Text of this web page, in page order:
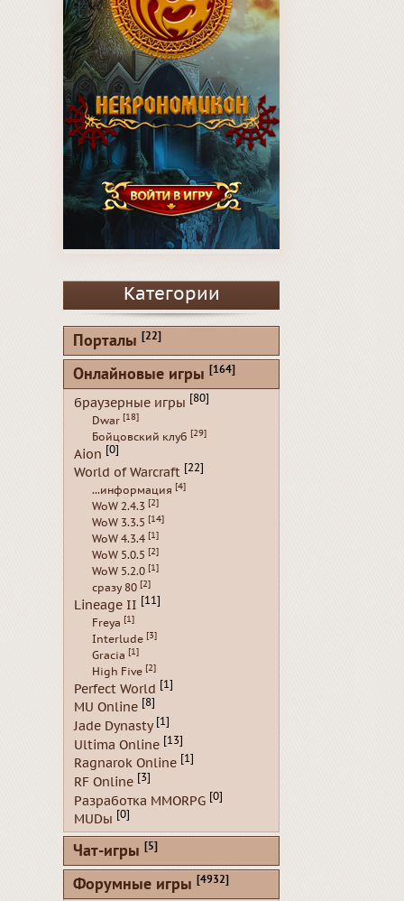
Категории
Порталы [22]
Онлайновые игры [164]
браузерные игры [80]
Dwar [18]
Бойцовский клуб [29]
Aion [0]
World of Warcraft [22]
...информация [4]
WoW 2.4.3 [2]
WoW 3.3.5 [14]
WoW 4.3.4 [1]
WoW 5.0.5 [2]
WoW 5.2.0 [1]
сразу 80 [2]
Lineage II [11]
Freya [1]
Interlude [3]
Gracia [1]
High Five [2]
Perfect World [1]
MU Online [8]
Jade Dynasty [1]
Ultima Online [13]
Ragnarok Online [1]
RF Online [3]
Разработка MMORPG [0]
MUDы [0]
Чат-игры [5]
Форумные игры [4932]